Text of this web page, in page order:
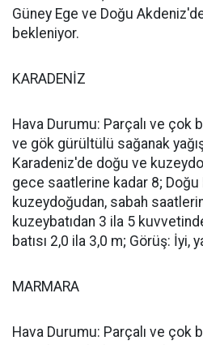
Güney Ege ve Doğu
bekleniyor.
KARADENİZ
Hava Durumu: Parçalı ve çok
ve gök gürültülü sağanak
Karadeniz'de doğu ve
gece saatlerine kadar 8;
kuzeydoğudan, sabah
kuzeybatıdan 3 ila 5
batısı 2,0 ila 3,0 m; Görüş: İyi,
MARMARA
Hava Durumu: Parçalı ve çok